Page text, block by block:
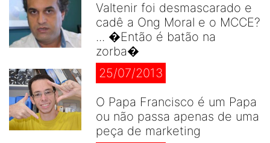
Valtenir foi desmascarado e
cadê a Ong Moral e o MCCE?
... �Então é batão na
zorba�
25/07/2013
O Papa Francisco é um Papa
ou não passa apenas de uma
peça de marketing